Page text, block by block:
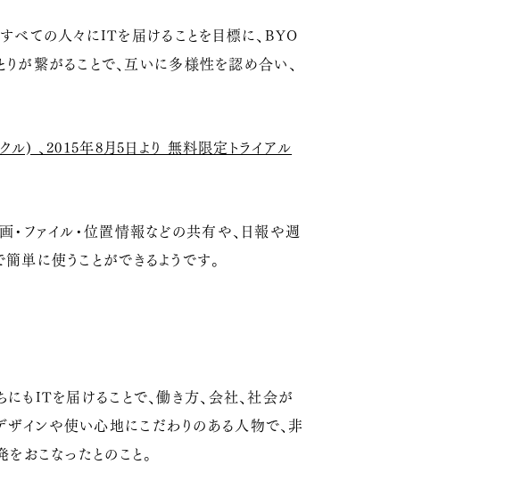
べての人々にITを届けることを目標に、BYO
が繋がることで、互いに多様性を認め合い、
) 、2015年8月5日より 無料限定トライアル
・ファイル・位置情報などの共有や、日報や週
単に使うことができるようです。
もITを届けることで、働き方、会社、社会が
インや使い心地にこだわりのある人物で、非
おこなったとのこと。